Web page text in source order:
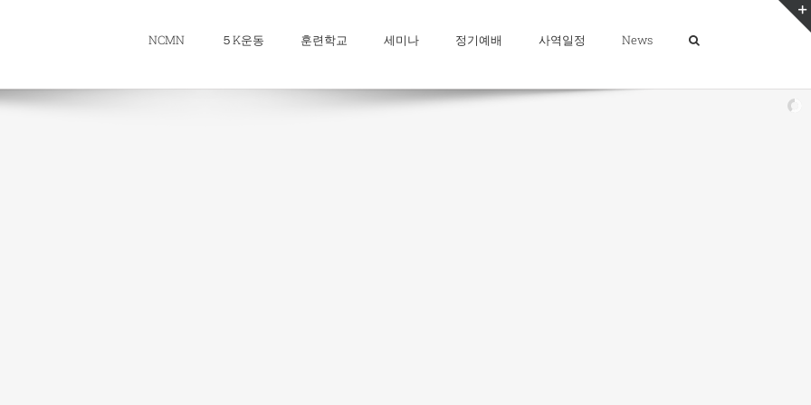
NCMN ５K운동 훈련학교 세미나 정기예배 사역일정 News